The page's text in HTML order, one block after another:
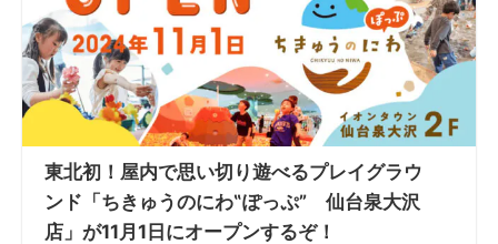
東北初！屋内で思い切り遊べるプレイグラウ
ンド「ちきゅうのにわ‟ぽっぷ” 仙台泉大沢
店」が11月1日にオープンするぞ！